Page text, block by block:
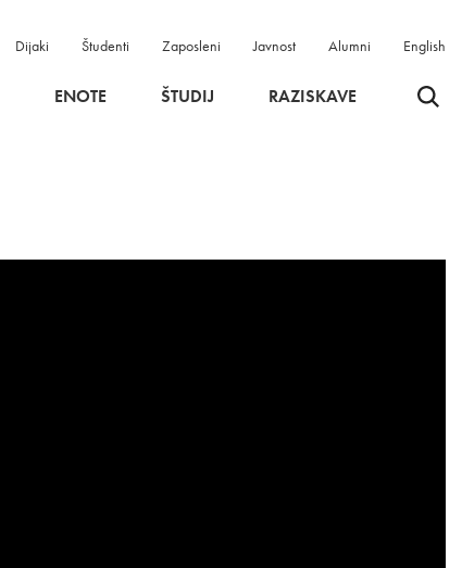
Dijaki Študenti Zaposleni Javnost Alumni English
ENOTE ŠTUDIJ RAZISKAVE Odpri